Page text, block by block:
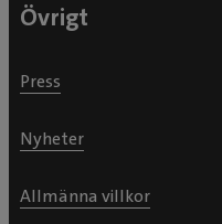
Övrigt
Press
Nyheter
Allmänna villkor